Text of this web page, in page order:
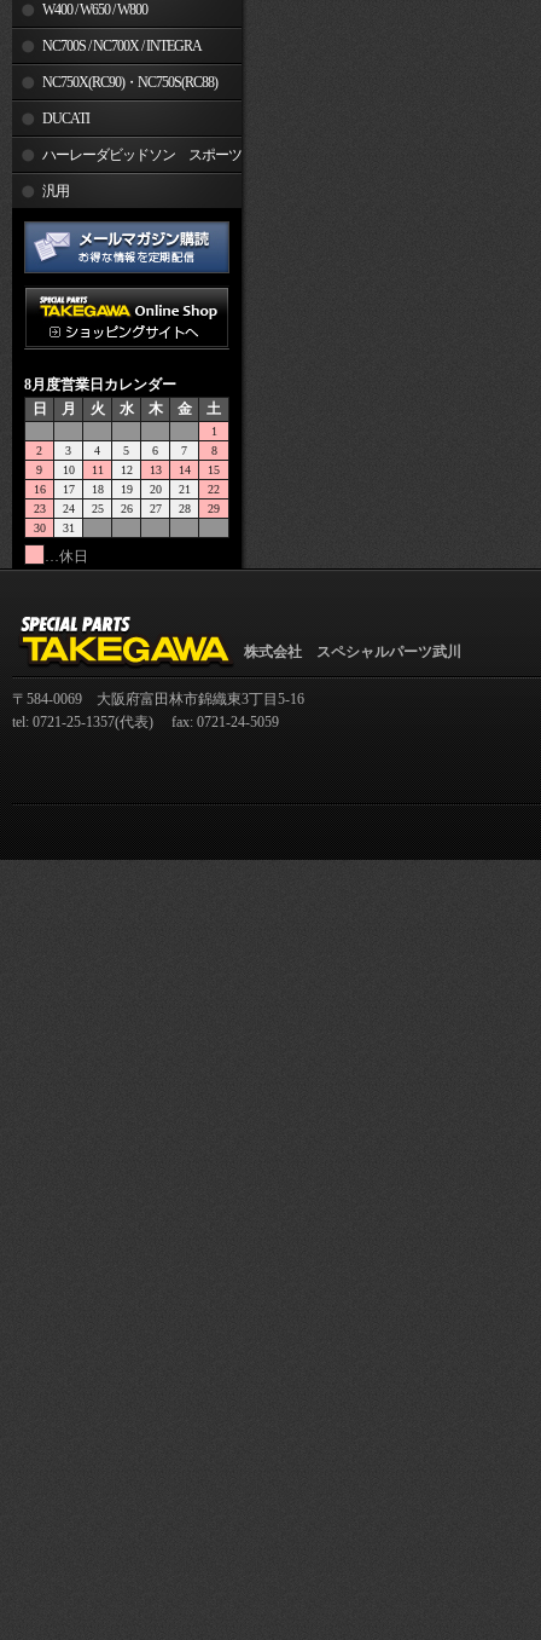
W400 / W650 / W800
NC700S / NC700X / INTEGRA
NC750X(RC90)・NC750S(RC88)
DUCATI
ハーレーダビッドソン スポーツ
スター汎用
8月度営業日カレンダー
日
月 火 水 木 金 土
1
2
3 4 5 6 7
8
9
10 11 12 13 14
15
16
17 18 19 20 21
22
23
24 25 26 27 28
29
30
31
…休日
株式会社 スペシャルパーツ武川
〒584-0069 大阪府富田林市錦織東3丁目5-16
tel: 0721-25-1357(代表) fax: 0721-24-5059